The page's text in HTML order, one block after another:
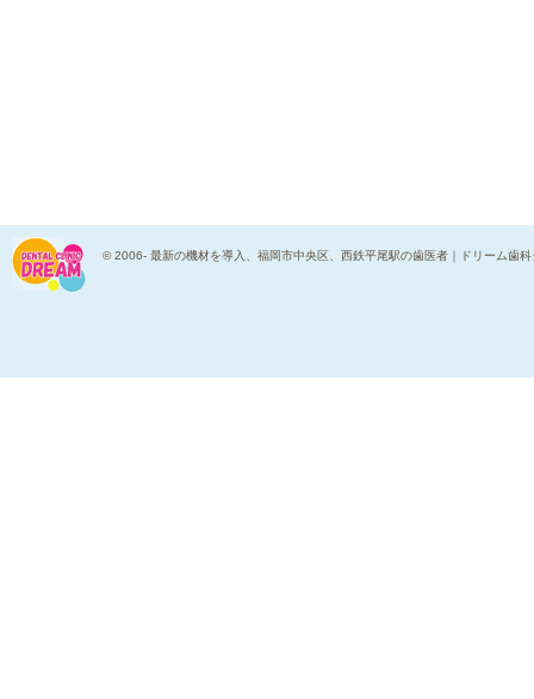
© 2006- 最新の機材を導入、福岡市中央区、西鉄平尾駅の歯医者｜ドリーム歯